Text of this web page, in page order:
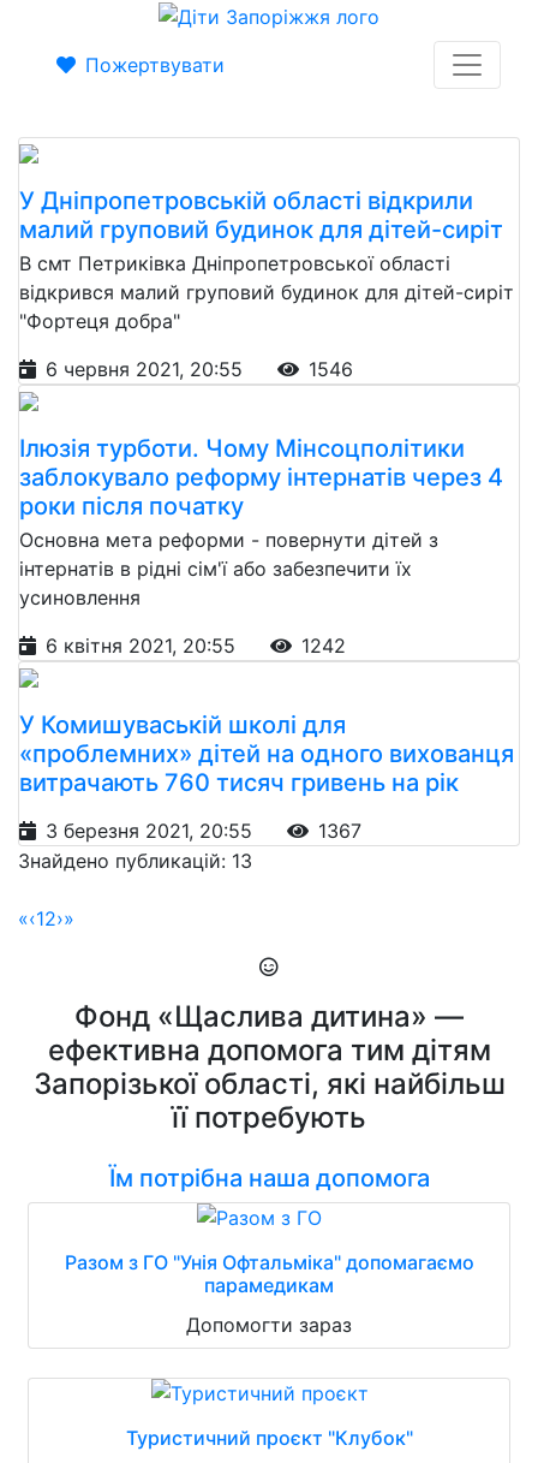
Пожертвувати
У Дніпропетровській області відкрили
малий груповий будинок для дітей-сиріт
В смт Петриківка Дніпропетровської області
відкрився малий груповий будинок для дітей-сиріт
"Фортеця добра"
6 червня 2021, 20:55
1546
Ілюзія турботи. Чому Мінсоцполітики
заблокувало реформу інтернатів через 4
роки після початку
Основна мета реформи - повернути дітей з
інтернатів в рідні сім'ї або забезпечити їх
усиновлення
6 квітня 2021, 20:55
1242
У Комишуваській школі для
«проблемних» дітей на одного вихованця
витрачають 760 тисяч гривень на рік
3 березня 2021, 20:55
1367
Знайдено публикацій: 13
«‹12›»
Фонд «Щаслива дитина» —
ефективна допомога тим дітям
Запорізької області, які найбільш
її потребують
Їм потрібна наша допомога
Разом з ГО "Унія Офтальміка" допомагаємо
парамедикам
Допомогти зараз
Туристичний проєкт "Клубок"